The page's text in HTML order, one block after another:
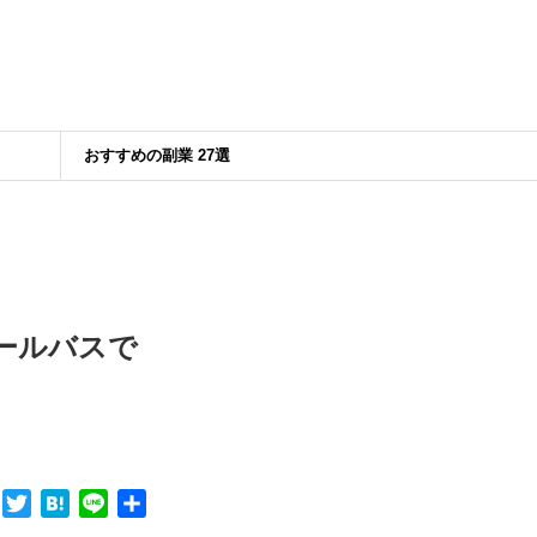
おすすめの副業 27選
ルバスで
H